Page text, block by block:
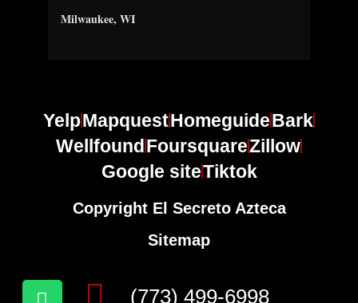
Milwaukee, WI
YelpMapquestHomeguideBark
WellfoundFoursquareZillow
Google siteTiktok
Copyright El Secreto Azteca
Sitemap
(773) 499-6998